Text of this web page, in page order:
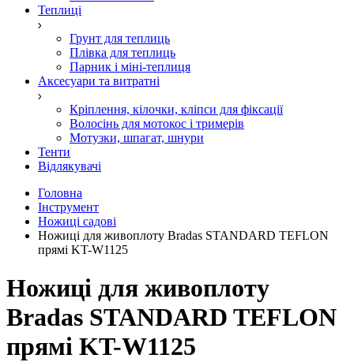
Теплиці
Грунт для теплиць
Плівка для теплиць
Парник і міні-теплиця
Аксесуари та витратні
Кріплення, кілочки, кліпси для фіксації
Волосінь для мотокос і тримерів
Мотузки, шпагат, шнури
Тенти
Відлякувачі
Головна
Інструмент
Ножиці садові
Ножиці для живоплоту Bradas STANDARD TEFLON
прямі KT-W1125
Ножиці для живоплоту
Bradas STANDARD TEFLON
прямі KT-W1125